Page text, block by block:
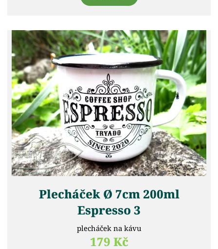
Plecháček Ø 7cm 200ml
Espresso 3
plecháček na kávu
179 Kč